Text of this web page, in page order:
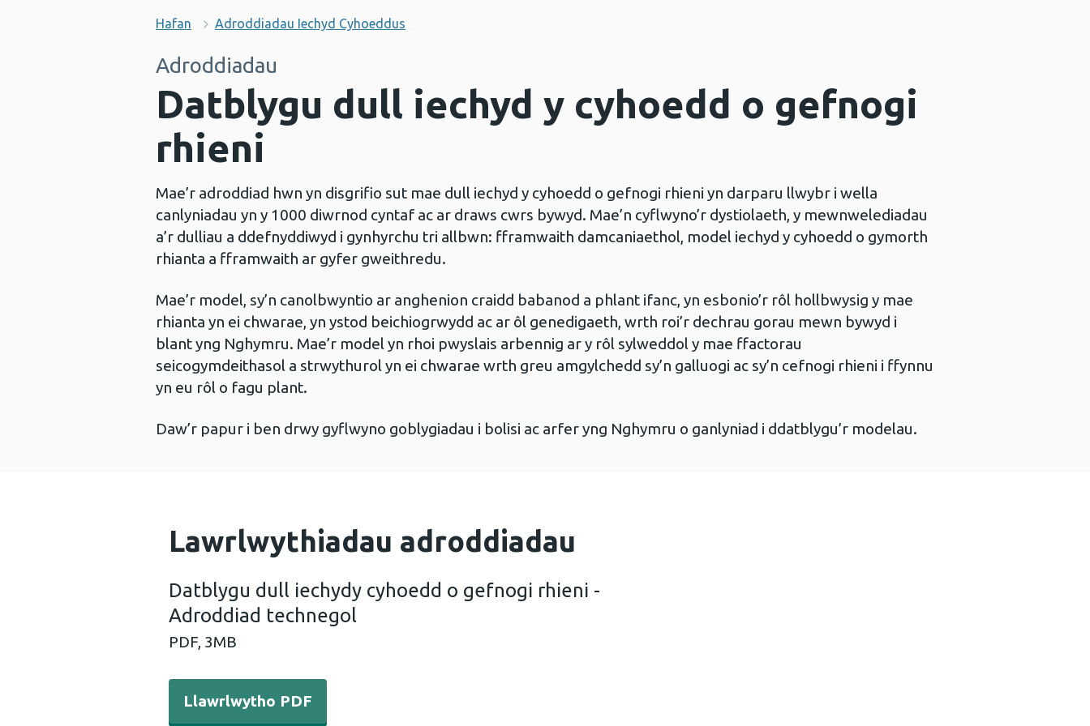
Hafan Adroddiadau Iechyd Cyhoeddus
Adroddiadau
Datblygu dull iechyd y cyhoedd o gefnogi
rhieni
Mae’r adroddiad hwn yn disgrifio sut mae dull iechyd y cyhoedd o gefnogi rhieni yn darparu llwybr i wella
canlyniadau yn y 1000 diwrnod cyntaf ac ar draws cwrs bywyd. Mae’n cyflwyno’r dystiolaeth, y mewnwelediadau
a’r dulliau a ddefnyddiwyd i gynhyrchu tri allbwn: fframwaith damcaniaethol, model iechyd y cyhoedd o gymorth
rhianta a fframwaith ar gyfer gweithredu.
Mae’r model, sy’n canolbwyntio ar anghenion craidd babanod a phlant ifanc, yn esbonio’r rôl hollbwysig y mae
rhianta yn ei chwarae, yn ystod beichiogrwydd ac ar ôl genedigaeth, wrth roi’r dechrau gorau mewn bywyd i
blant yng Nghymru. Mae’r model yn rhoi pwyslais arbennig ar y rôl sylweddol y mae ffactorau
seicogymdeithasol a strwythurol yn ei chwarae wrth greu amgylchedd sy’n galluogi ac sy’n cefnogi rhieni i ffynnu
yn eu rôl o fagu plant.
Daw’r papur i ben drwy gyflwyno goblygiadau i bolisi ac arfer yng Nghymru o ganlyniad i ddatblygu’r modelau.
Lawrlwythiadau adroddiadau
Datblygu dull iechydy cyhoedd o gefnogi rhieni -
Adroddiad technegol
PDF, 3MB
Llawrlwytho PDF - Datblygu dull iechydy cyhoedd o gefnogi rhieni - Adroddiad technegol (3 MB)
Llawrlwytho PDF